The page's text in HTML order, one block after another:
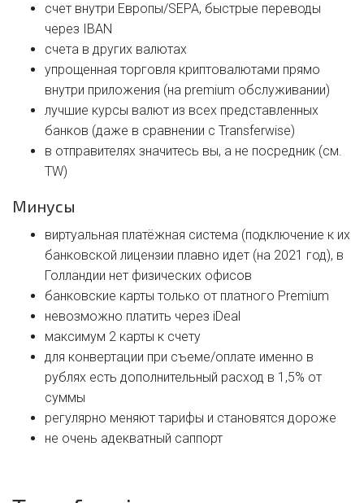
счет внутри Европы/SEPA, быстрые переводы
через IBAN
счета в других валютах
упрощенная торговля криптовалютами прямо
внутри приложения (на premium обслуживании)
лучшие курсы валют из всех представленных
банков (даже в сравнении с Transferwise)
в отправителях значитесь вы, а не посредник (см.
TW)
Минусы
виртуальная платёжная система (подключение к их
банковской лицензии плавно идет (на 2021 год), в
Голландии нет физических офисов
банковские карты только от платного Premium
невозможно платить через iDeal
максимум 2 карты к счету
для конвертации при съеме/оплате именно в
рублях есть дополнительный расход в 1,5% от
суммы
регулярно меняют тарифы и становятся дороже
не очень адекватный саппорт